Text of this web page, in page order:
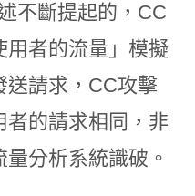
不斷提起的，CC
用者的流量」模擬
送請求，CC攻擊
者的請求相同，非
分析系統識破。